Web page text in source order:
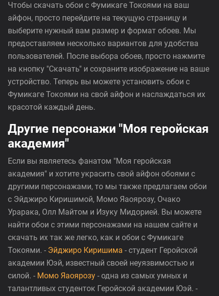
Чтобы скачать обои с Фумикаге Токоями на ваш
айфон, просто перейдите на текущую страницу и
выберите нужный вам размер и формат обоев. Мы
предоставляем несколько вариантов для удобства
пользователей. После выбора обоев, просто нажмите
на кнопку "Скачать" и сохраните изображение на ваше
устройство. Теперь вы можете установить обои с
Фумикаге Токоями на свой айфон и наслаждаться их
красотой каждый день.
Другие персонажи "Моя геройская
академия"
Если вы являетесь фанатом "Моя геройская
академия" и хотите украсить свой айфон обоями с
другими персонажами, то мы также предлагаем обои
с Эйджиро Киришимой, Момо Яаоярозу, Очако
Урарака, Олл Майтом и Изуку Мидорией. Вы можете
найти обои с этими персонажами на нашем сайте и
скачать их так же легко, как и обои с Фумикаге
Токоями. - Эйджиро Киришима - студент Геройской
академии Юэй, известный своей неуязвимостью и
силой. - Момо Яаоярозу - одна из самых умных и
талантливых студенток Геройской академии Юэй. -